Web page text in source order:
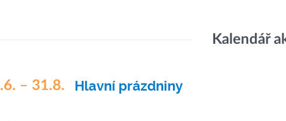
Kalendář
– 31.8. Hlavní prázdniny